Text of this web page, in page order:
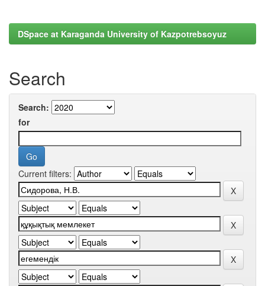
DSpace at Karaganda University of Kazpotrebsoyuz
Search
Search:
for
Current filters: